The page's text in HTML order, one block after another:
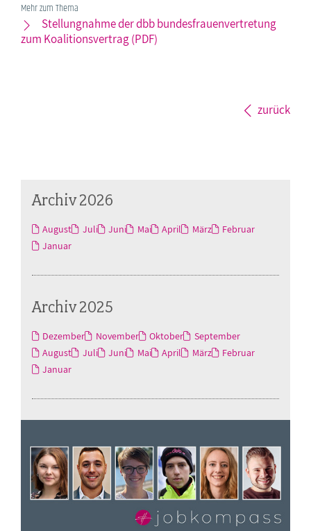
Mehr zum Thema
Stellungnahme der dbb bundesfrauenvertretung
zum Koalitionsvertrag (PDF)
zurück
Archiv 2026
August Juli Juni Mai April März
Februar
Januar
Archiv 2025
Dezember November Oktober
September
August
Juli Juni Mai April März
Februar
Januar